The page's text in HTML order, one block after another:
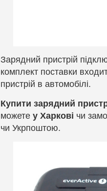
Зарядний пристрій
комплект поставки
пристрій в автомобілі.
Купити зарядний
можете у Харкові чи
чи Укрпоштою.